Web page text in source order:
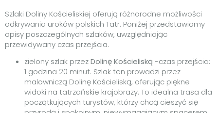
Szlaki Doliny Kościeliskiej oferują różnorodne możliwości
odkrywania uroków polskich Tatr. Poniżej przedstawiamy
opisy poszczególnych szlaków, uwzględniając
przewidywany czas przejścia.
zielony szlak przezDolinę Kościeliską -czas przejścia:
1 godzina 20 minut. Szlak ten prowadzi przez
malowniczą Dolinę Kościeliską, oferując piękne
widoki na tatrzańskie krajobrazy. To idealna trasa dla
początkujących turystów, którzy chcą cieszyć się